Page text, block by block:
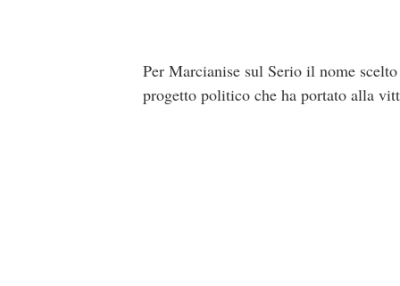
Per Marcianise sul Serio il nome
progetto politico che ha portato alla